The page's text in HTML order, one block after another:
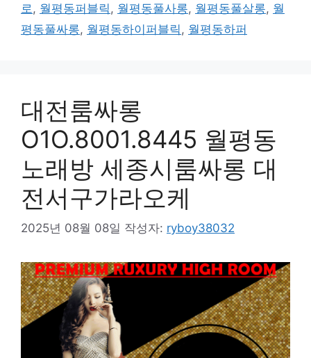
로 , 월평동퍼블릭 , 월평동풀사롱, 월평동풀살롱, 월
평동풀싸롱, 월평동하이퍼블릭 , 월평동하퍼
대전룸싸롱
O1O.8001.8445 월평동
노래방 세종시룸싸롱 대
전서구가라오케
2025년 08월 08일 작성자: ryboy38032